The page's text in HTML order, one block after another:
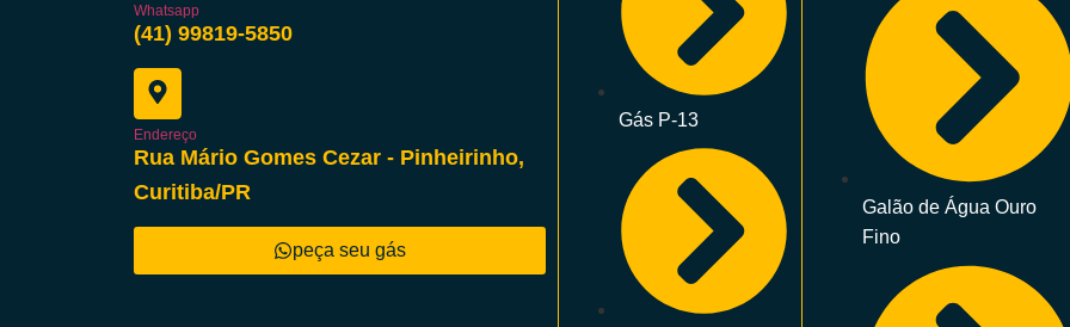
Whatsapp
(41) 99819-5850
Endereço
Rua Mário Gomes Cezar - Pinheirinho,
Curitiba/PR
peça seu gás
Gás P-13
Galão de Água Ouro
Fino